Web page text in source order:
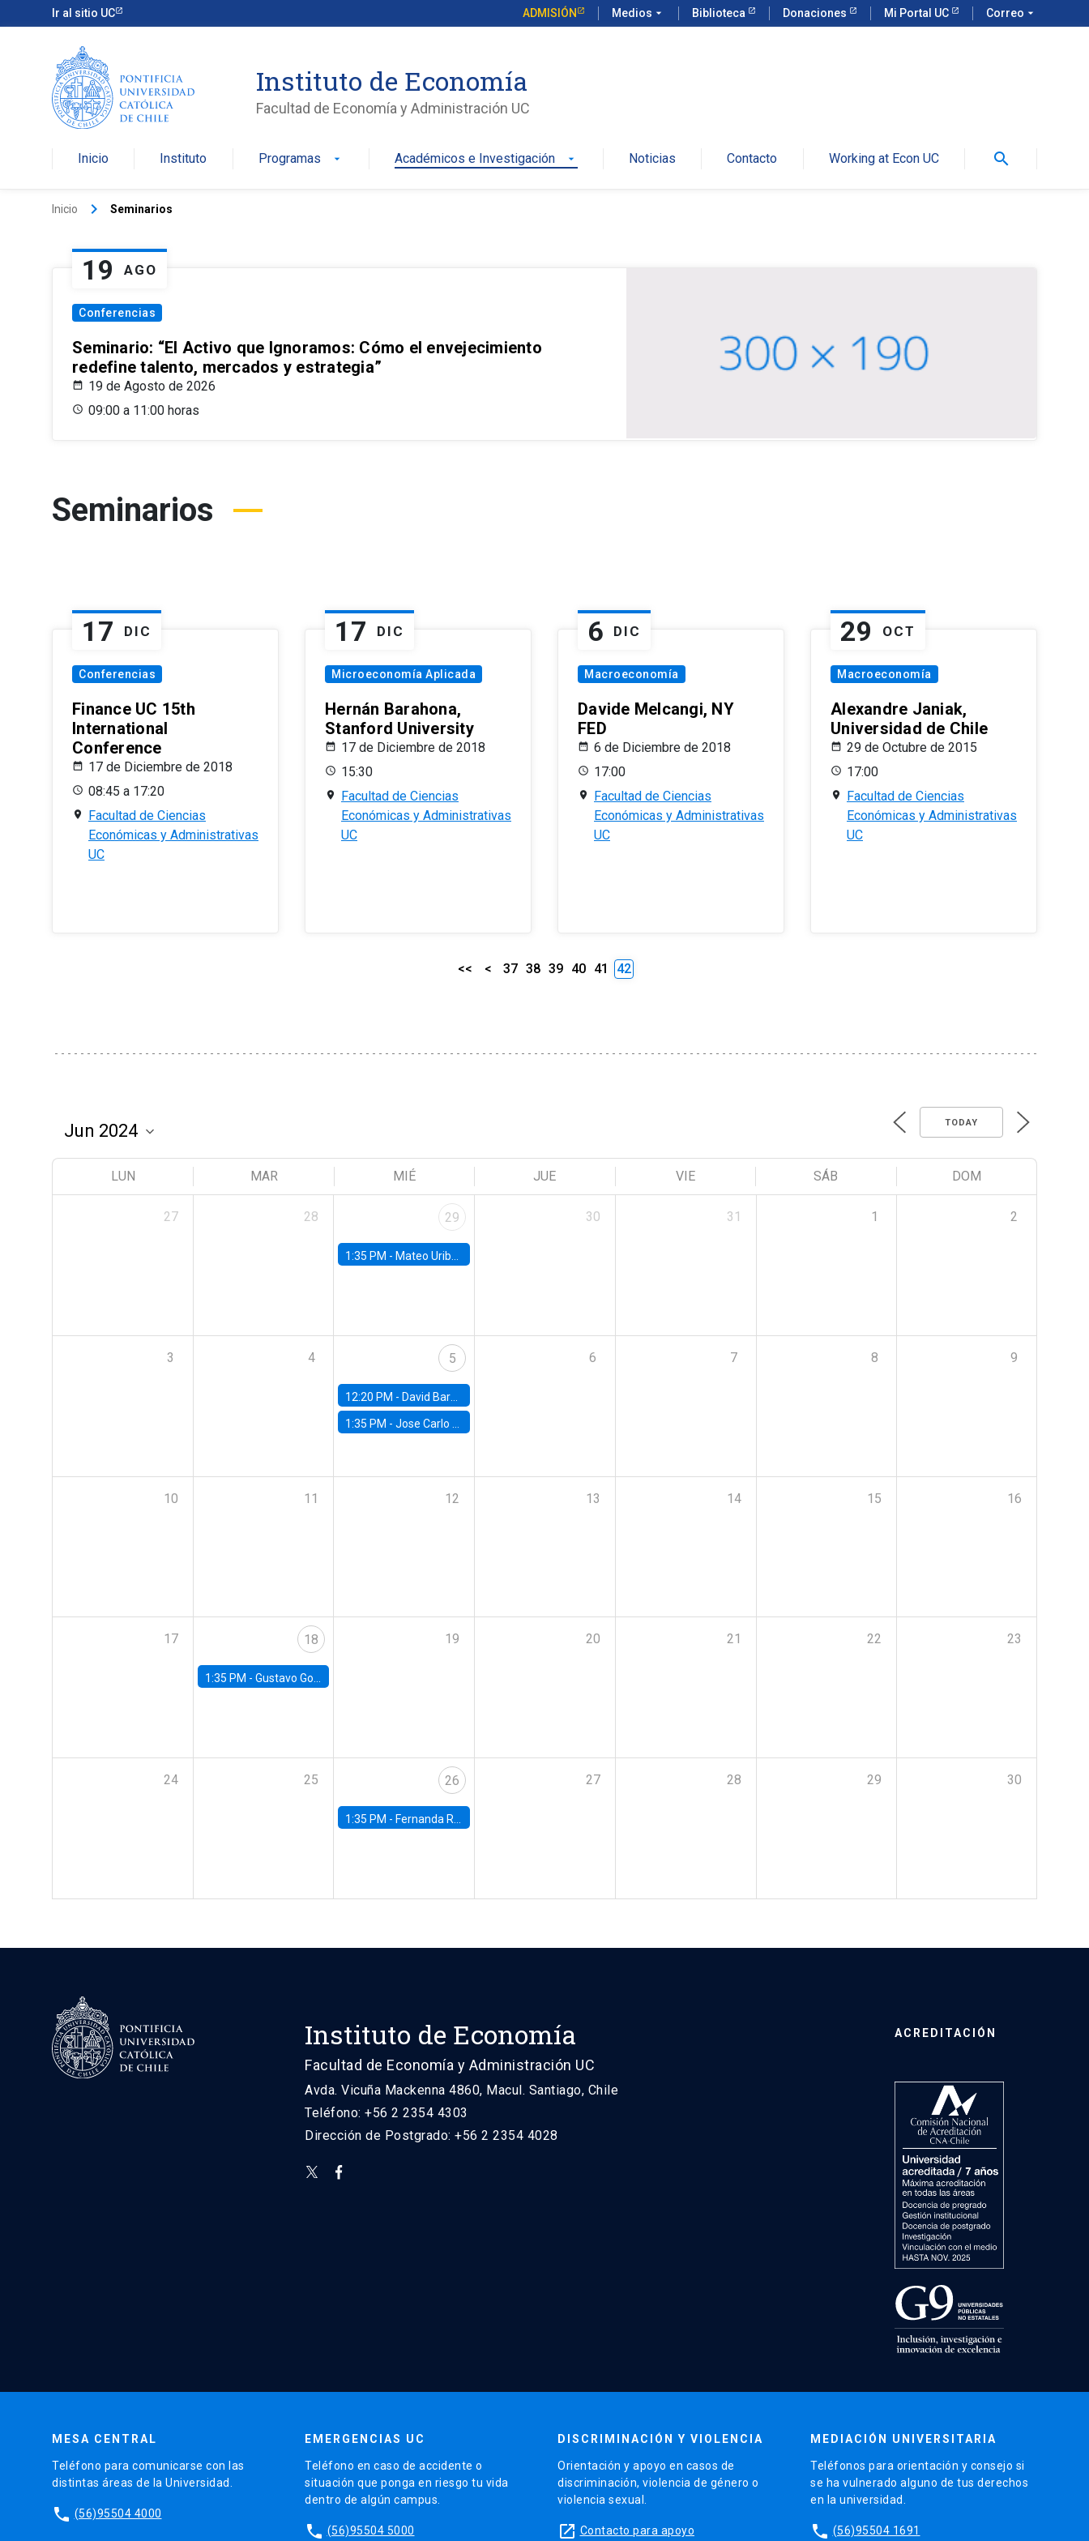
Ir al sitio UC ADMISIÓN Medios arrow_drop_down Biblioteca Donaciones Mi Portal UC Correo arrow_drop_down
Instituto de Economía
Facultad de Economía y Administración UC
Inicio Instituto Programas arrow_drop_down Académicos e Investigación arrow_drop_down Noticias Contacto Working at Econ UC search
Inicio keyboard_arrow_right Seminarios
19 AGO
Conferencias
Seminario: “El Activo que Ignoramos: Cómo el envejecimiento
redefine talento, mercados y estrategia”
19 de Agosto de 2026
09:00 a 11:00 horas
Seminarios
17 DIC
Conferencias
Finance UC 15th
International
Conference
17 de Diciembre de 2018
08:45 a 17:20
Facultad de Ciencias
Económicas y Administrativas
UC
17 DIC
Microeconomía Aplicada
Hernán Barahona,
Stanford University
17 de Diciembre de 2018
15:30
Facultad de Ciencias
Económicas y Administrativas
UC
6 DIC
Macroeconomía
Davide Melcangi, NY
FED
6 de Diciembre de 2018
17:00
Facultad de Ciencias
Económicas y Administrativas
UC
29 OCT
Macroeconomía
Alexandre Janiak,
Universidad de Chile
29 de Octubre de 2015
17:00
Facultad de Ciencias
Económicas y Administrativas
UC
<< < 37 38 39 40 41 42
TODAY
LUN MAR MIÉ JUE VIE SÁB DOM
27 28 29
1:35 PM - Mateo Uribe-Castro, Universidad de los Andes (Colombia)
30 31 1 2
3 4 5
12:20 PM - David Bardey, Universidad de los Andes - CEDE
1:35 PM -Jose Carlo Bermudez, UC (ME) & World Bank
6 7 8 9
10 11 12 13 14 15 16
17 18
1:35 PM - Gustavo González, Banco Central de Chile
19 20 21 22 23
24 25 26
1:35 PM - Fernanda Rojas Ampuero, University of Wisconsin-Madison
27 28 29 30
Instituto de Economía
Facultad de Economía y Administración UC
Avda. Vicuña Mackenna 4860, Macul. Santiago, Chile
Teléfono: +56 2 2354 4303
Dirección de Postgrado: +56 2 2354 4028
ACREDITACIÓN
MESA CENTRAL
Teléfono para comunicarse con las
distintas áreas de la Universidad.
phone (56)95504 4000
EMERGENCIAS UC
Teléfono en caso de accidente o
situación que ponga en riesgo tu vida
dentro de algún campus.
phone (56)95504 5000
DISCRIMINACIÓN Y VIOLENCIA
Orientación y apoyo en casos de
discriminación, violencia de género o
violencia sexual.
launch Contacto para apoyo
MEDIACIÓN UNIVERSITARIA
Teléfonos para orientación y consejo si
se ha vulnerado alguno de tus derechos
en la universidad.
phone (56)95504 1691